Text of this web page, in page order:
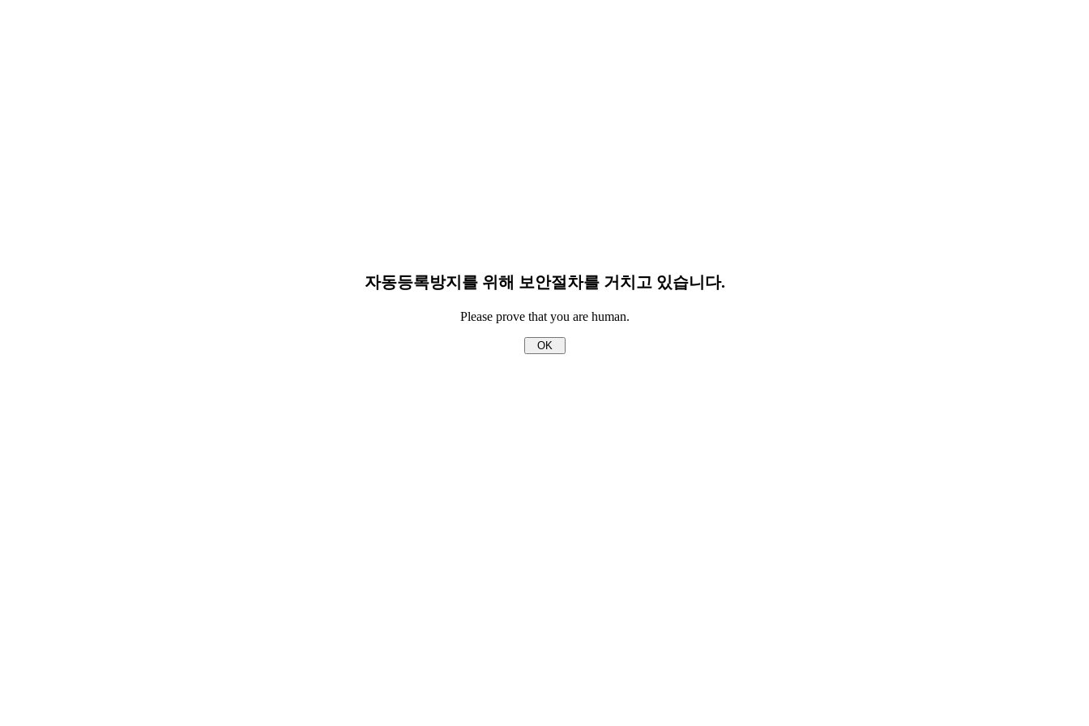
자동등록방지를 위해 보안절차를 거치고 있습니다.
Please prove that you are human.